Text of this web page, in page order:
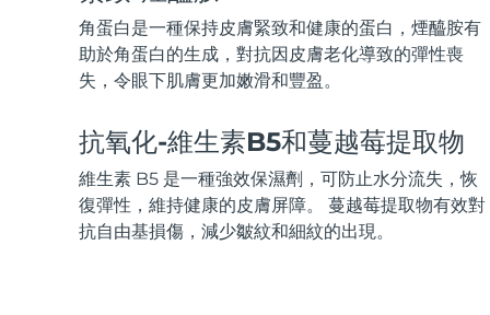
角蛋白是一種保持皮膚緊致和健康的蛋白，煙醯胺有
助於角蛋白的生成，對抗因皮膚老化導致的彈性喪
失，令眼下肌膚更加嫩滑和豐盈。
抗氧化-維生素B5和蔓越莓提取物
維生素 B5 是一種強效保濕劑，可防止水分流失，恢
復彈性，維持健康的皮膚屏障。 蔓越莓提取物有效對
抗自由基損傷，減少皺紋和細紋的出現。
All acne treatment devices
All revitalizing eye massagers
KIWI™ 皮肤护理
Advanced pore care essentials
Serum
For healthy hair
issa™ Teeth Whitening Gel
18% PAP
護膚品
男士
全部購買